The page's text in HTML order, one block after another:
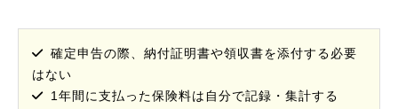
確定申告の際、納付証明書や領収書を添付する必要
はない
1年間に支払った保険料は自分で記録・集計する